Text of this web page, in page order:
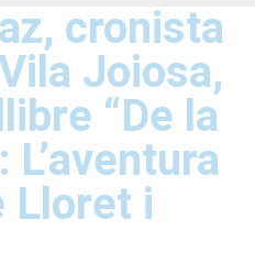
cronista
Joiosa,
“De la
L’aventura
Lloret i